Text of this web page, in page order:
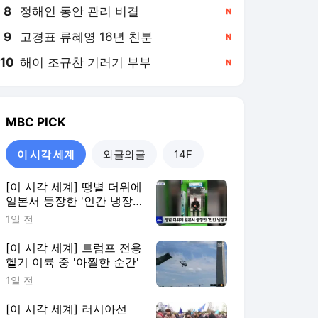
8 정해인 동안 관리 비결
9 고경표 류혜영 16년 친분
10 해이 조규찬 기러기 부부
MBC PICK
이 시각 세계 와글와글 14F
[이 시각 세계] 땡볕 더위에
일본서 등장한 '인간 냉장
고'
1일 전
[이 시각 세계] 트럼프 전용
헬기 이륙 중 '아찔한 순간'
1일 전
[이 시각 세계] 러시아선